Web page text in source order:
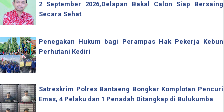
2 September 2026,Delapan Bakal Calon Siap Bersaing
Secara Sehat
Penegakan Hukum bagi Perampas Hak Pekerja Kebun
Perhutani Kediri
Satreskrim Polres Bantaeng Bongkar Komplotan Pencuri
Emas, 4 Pelaku dan 1 Penadah Ditangkap di Bulukumba